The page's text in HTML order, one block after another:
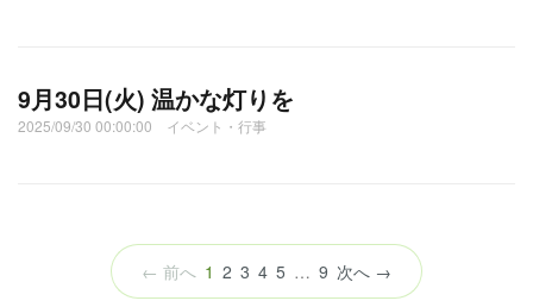
9月30日(火) 温かな灯りを
2025/09/30 00:00:00 イベント・行事
← 前へ 1 （こ
の
2 3 4 5 … 9 次へ →